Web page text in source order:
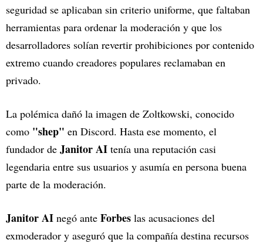
seguridad se aplicaban sin criterio uniforme, que faltaban
herramientas para ordenar la moderación y que los
desarrolladores solían revertir prohibiciones por contenido
extremo cuando creadores populares reclamaban en
privado.
La polémica dañó la imagen de Zoltkowski, conocido
como "shep" en Discord. Hasta ese momento, el
fundador de Janitor AI tenía una reputación casi
legendaria entre sus usuarios y asumía en persona buena
parte de la moderación.
Janitor AI negó ante Forbes las acusaciones del
exmoderador y aseguró que la compañía destina recursos